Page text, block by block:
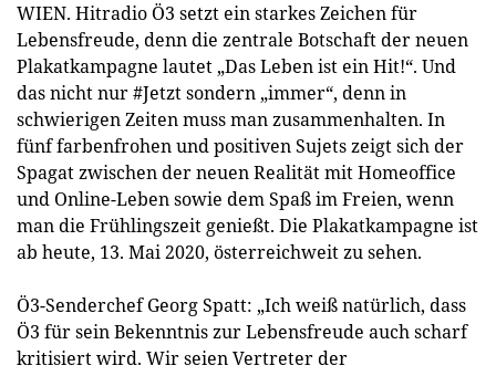
WIEN. Hitradio Ö3 setzt ein starkes Zeichen für
Lebensfreude, denn die zentrale Botschaft der neuen
Plakatkampagne lautet „Das Leben ist ein Hit!“. Und
das nicht nur #Jetzt sondern „immer“, denn in
schwierigen Zeiten muss man zusammenhalten. In
fünf farbenfrohen und positiven Sujets zeigt sich der
Spagat zwischen der neuen Realität mit Homeoffice
und Online-Leben sowie dem Spaß im Freien, wenn
man die Frühlingszeit genießt. Die Plakatkampagne ist
ab heute, 13. Mai 2020, österreichweit zu sehen.
Ö3-Senderchef Georg Spatt: „Ich weiß natürlich, dass
Ö3 für sein Bekenntnis zur Lebensfreude auch scharf
kritisiert wird. Wir seien Vertreter der